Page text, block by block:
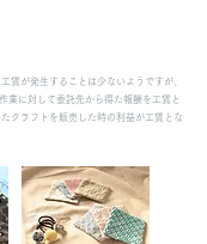
賃が発生することは少ないようですが、
業に対して委託先から得た報酬を工賃と
クラフトを販売した時の利益が工賃とな